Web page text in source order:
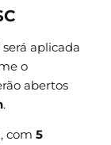
será aplicada
o
abertos
.
com 5